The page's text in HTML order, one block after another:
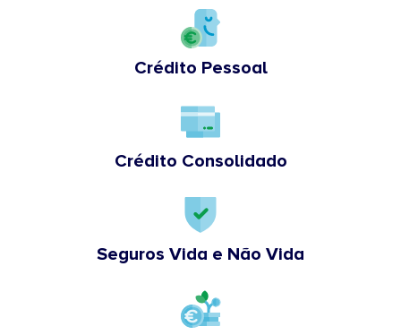
Crédito Pessoal
Crédito Consolidado
Seguros Vida e Não Vida